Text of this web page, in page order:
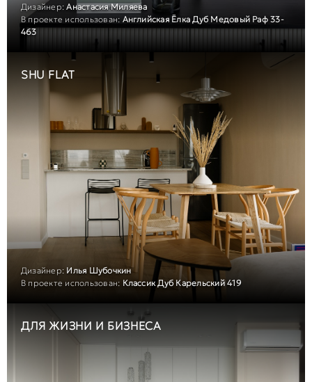
Дизайнер:Анастасия Миляева
В проекте использован: Английская Ёлка Дуб Медовый Раф 33-
463
SHU FLAT
Дизайнер:Илья Шубочкин
В проекте использован: Классик Дуб Карельский 419
ДЛЯ ЖИЗНИ И БИЗНЕСА